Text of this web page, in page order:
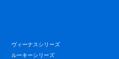
ヴィーナスシリーズ
ルーキーシリーズ